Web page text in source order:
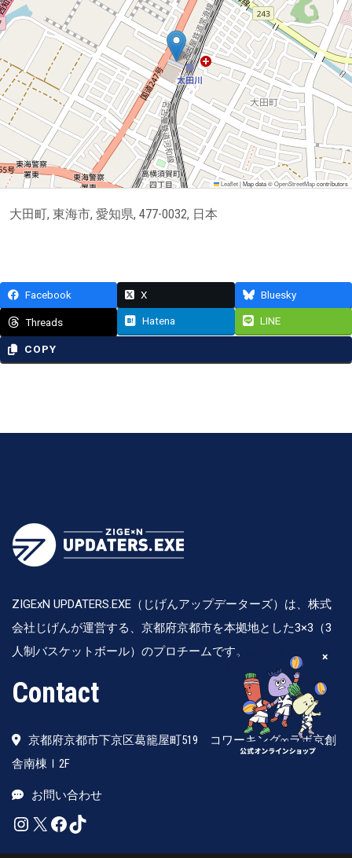
×
Leaflet|Map data ©OpenStreetMapcontributors
大田町, 東海市, 愛知県, 477-0032, 日本
Facebook X Bluesky
Threads Hatena LINE
COPY
ZIGExN UPDATERS.EXE（じげんアップデーターズ）は、株式
会社じげんが運営する、京都府京都市を本拠地とした3×3（3
人制バスケットボール）のプロチームです。
Contact
京都府京都市下京区葛籠屋町519 コワーキング∞ラボ京創
舎南棟Ⅰ2F
お問い合わせ
Instagram X Facebook TikTok